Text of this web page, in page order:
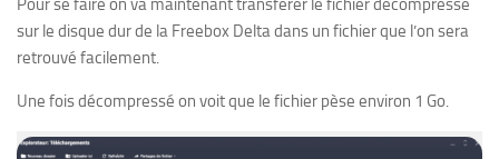
Pour se faire on va maintenant transférer le fichier décompressé
sur le disque dur de la Freebox Delta dans un fichier que l’on sera
retrouvé facilement.
Une fois décompressé on voit que le fichier pèse environ 1 Go.